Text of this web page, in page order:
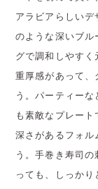
アラビアらしいデ
のような深いブル
グで調和しやすく
重厚感があって、
う。パーティーな
も素敵なプレート
深さがあるフォル
う。手巻き寿司の
っても、しっかり